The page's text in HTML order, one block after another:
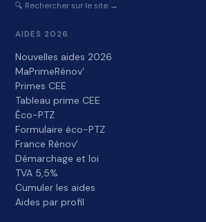
🔍 Rechercher sur le site →
AIDES 2026
Nouvelles aides 2026
MaPrimeRénov'
Primes CEE
Tableau prime CEE
Éco-PTZ
Formulaire éco-PTZ
France Rénov'
Démarchage et loi
TVA 5,5%
Cumuler les aides
Aides par profil